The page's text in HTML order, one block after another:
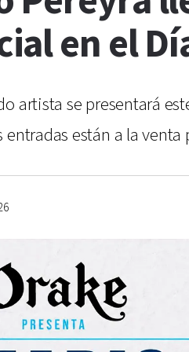
en el
artista se presentará
entradas están a la